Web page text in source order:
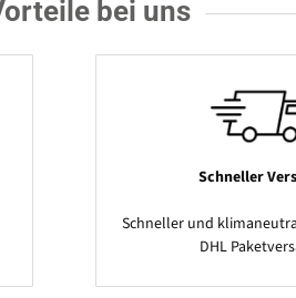
bei uns
Schneller
Schneller und
DHL